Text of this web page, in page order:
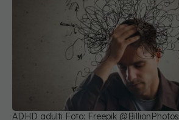
ADHD adulti Foto: Freepik @BillionPhotos